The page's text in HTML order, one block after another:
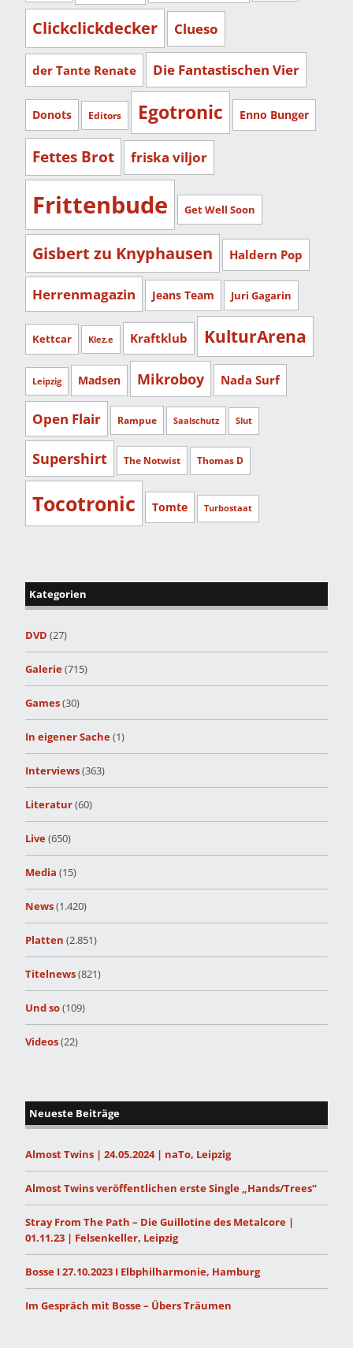
Clickclickdecker Clueso
der Tante Renate Die Fantastischen Vier
Donots Editors Egotronic Enno Bunger
Fettes Brot friska viljor
Frittenbude Get Well Soon
Gisbert zu Knyphausen Haldern Pop
Herrenmagazin Jeans Team Juri Gagarin
Kettcar Klez.e Kraftklub KulturArena
Leipzig Madsen Mikroboy Nada Surf
Open Flair Rampue Saalschutz Slut
Supershirt The Notwist Thomas D
Tocotronic Tomte Turbostaat
Kategorien
DVD (27)
Galerie(715)
Games(30)
In eigener Sache(1)
Interviews(363)
Literatur(60)
Live(650)
Media (15)
News(1.420)
Platten (2.851)
Titelnews(821)
Und so(109)
Videos(22)
Neueste Beiträge
Almost Twins | 24.05.2024 | naTo, Leipzig
Almost Twins veröffentlichen erste Single „Hands/Trees“
Stray From The Path – Die Guillotine des Metalcore |
01.11.23 | Felsenkeller, Leipzig
Bosse I 27.10.2023 I Elbphilharmonie, Hamburg
Im Gespräch mit Bosse – Übers Träumen